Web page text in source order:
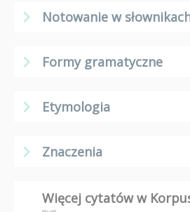
Notowanie w
Formy gramatyczne
Etymologia
Znaczenia
Więcej cytatów w